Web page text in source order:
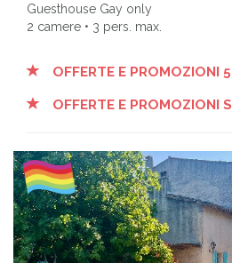
Guesthouse Gay only
2 camere • 3 pers. max.
OFFERTE E PROMOZIONI
OFFERTE E PROMOZIONI